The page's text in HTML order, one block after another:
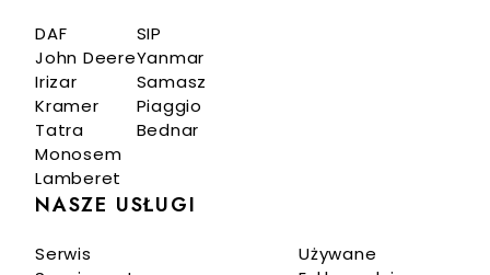
DAF
John Deere
Irizar
Kramer
Tatra
Monosem
Lamberet
SIP
Yanmar
Samasz
Piaggio
Bednar
NASZE USŁUGI
Serwis
Używane